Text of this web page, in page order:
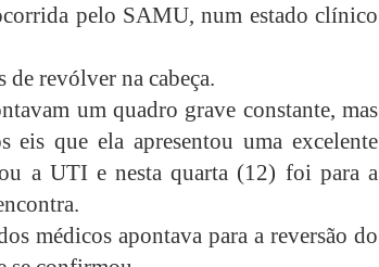
pelo SAMU, num estado clínico
revólver na cabeça.
um quadro grave constante, mas
eis que ela apresentou uma excelente
a UTI enesta quarta (12) foi para a
médicos apontava para a reversão do